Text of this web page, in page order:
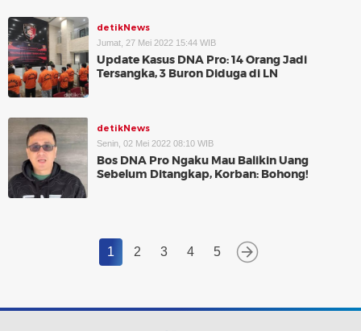
detikNews
Jumat, 27 Mei 2022 15:44 WIB
Update Kasus DNA Pro: 14 Orang Jadi
Tersangka, 3 Buron Diduga di LN
detikNews
Senin, 02 Mei 2022 08:10 WIB
Bos DNA Pro Ngaku Mau Balikin Uang
Sebelum Ditangkap, Korban: Bohong!
1 2 3 4 5